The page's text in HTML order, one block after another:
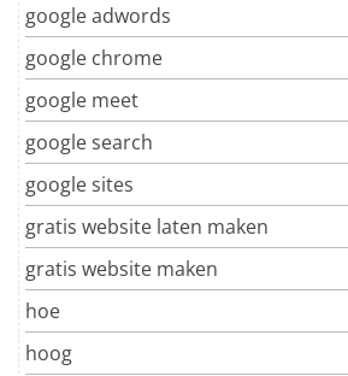
google adwords
google chrome
google meet
google search
google sites
gratis website laten maken
gratis website maken
hoe
hoog